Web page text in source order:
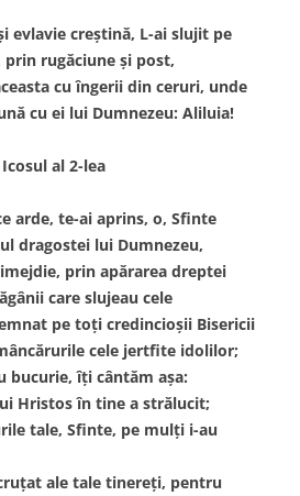
evlavie creștină, L-ai slujit pe
prin rugăciune și post,
cu îngerii din ceruri, unde
cu ei lui Dumnezeu: Aliluia!
Icosul al 2-lea
arde, te-ai aprins, o, Sfinte
dragostei lui Dumnezeu,
prin apărarea dreptei
care slujeau cele
pe toți credincioșii Bisericii
cele jertfite idolilor;
bucurie, îți cântăm așa:
Hristos în tine a strălucit;
tale, Sfinte, pe mulți i-au
ale tale tinereți, pentru